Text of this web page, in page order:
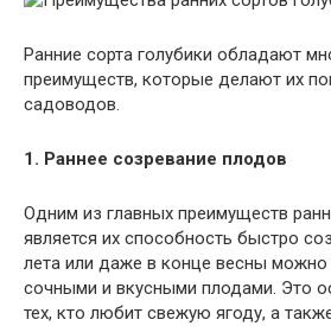
Ранние сорта голубики обладают
преимуществ, которые делают их
садоводов.
1. Раннее созревание плодов
Одним из главных преимуществ
является их способность быстро
лета или даже в конце весны можно
сочными и вкусными плодами. Это
тех, кто любит свежую ягоду, а